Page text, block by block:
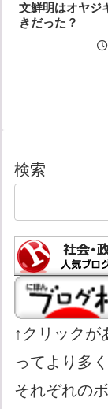
文鮮明はオヤジ
きだった？
検索
↑クリックが
ってより多
それぞれの